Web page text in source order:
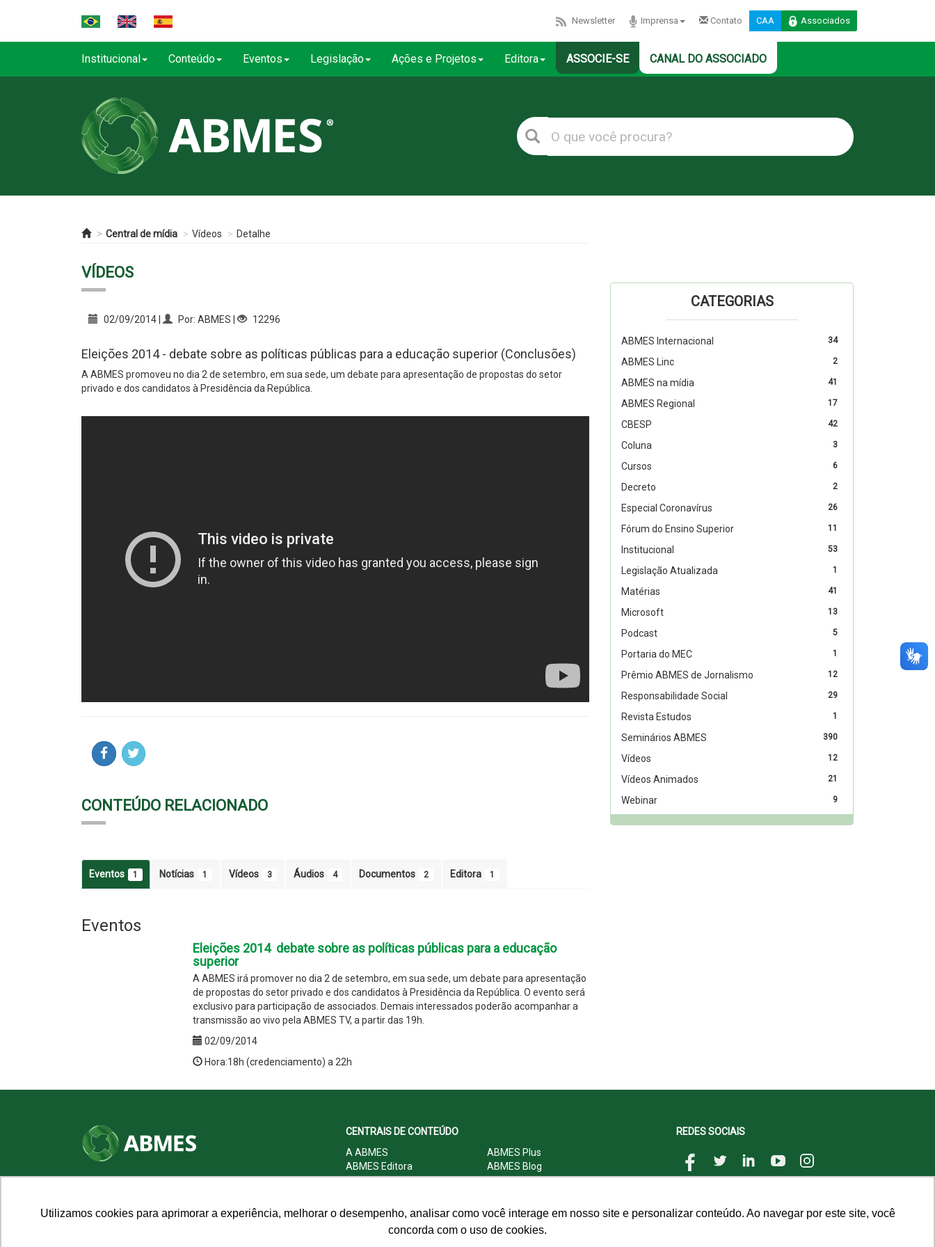
Utilizamos cookies para aprimorar a experiência, melhorar o desempenho, analisar como você interage em nosso site e personalizar conteúdo. Ao navegar por este site, você
concorda com o uso de cookies.
Newsletter Imprensa Contato CAA Associados
Institucional Conteúdo Eventos Legislação Ações e Projetos Editora ASSOCIE-SE CANAL DO ASSOCIADO
Central de mídia Vídeos Detalhe
VÍDEOS
02/09/2014 | Por: ABMES | 12296
Eleições 2014 - debate sobre as políticas públicas para a educação superior (Conclusões)
A ABMES promoveu no dia 2 de setembro, em sua sede, um debate para apresentação de propostas do setor
privado e dos candidatos à Presidência da República.
CONTEÚDO RELACIONADO
Eventos 1 Notícias 1 Vídeos 3 Áudios 4 Documentos 2 Editora 1
Eventos
Eleições 2014  debate sobre as políticas públicas para a educação
superior
A ABMES irá promover no dia 2 de setembro, em sua sede, um debate para apresentação
de propostas do setor privado e dos candidatos à Presidência da República. O evento será
exclusivo para participação de associados. Demais interessados poderão acompanhar a
transmissão ao vivo pela ABMES TV, a partir das 19h.
02/09/2014
Hora:18h (credenciamento) a 22h
CATEGORIAS
34
ABMES Internacional
2
ABMES Linc
41
ABMES na mídia
17
ABMES Regional
42
CBESP
3
Coluna
6
Cursos
2
Decreto
26
Especial Coronavírus
11
Fórum do Ensino Superior
53
Institucional
1
Legislação Atualizada
41
Matérias
13
Microsoft
5
Podcast
1
Portaria do MEC
12
Prêmio ABMES de Jornalismo
29
Responsabilidade Social
1
Revista Estudos
390
Seminários ABMES
12
Vídeos
21
Vídeos Animados
9
Webinar
CEP: 70.701-060 - Asa Norte, Brasília/DF
CENTRAIS DE CONTEÚDO
A ABMES
ABMES Plus
ABMES Editora
ABMES Blog
ABMES LInC
Legislação
Central do Associado ABMES
Contato
REDES SOCIAIS